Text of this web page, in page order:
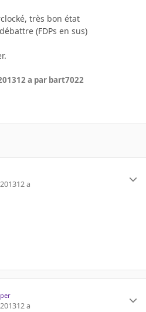
très bon état
(FDPs en sus)
12 a par bart7022
12 a
12 a